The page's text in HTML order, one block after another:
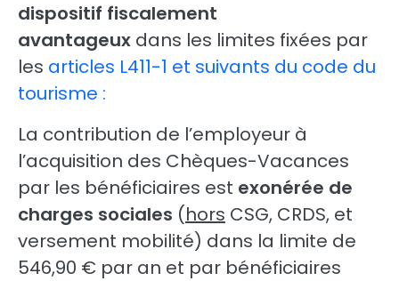
dispositif fiscalement
avantageux dans les limites fixées par
les articles L411-1 et suivants du code du
tourisme :
La contribution de l’employeur à
l’acquisition des Chèques-Vacances
par les bénéficiaires est exonérée de
charges sociales (hors CSG, CRDS, et
versement mobilité) dans la limite de
546,90 € par an et par bénéficiaires